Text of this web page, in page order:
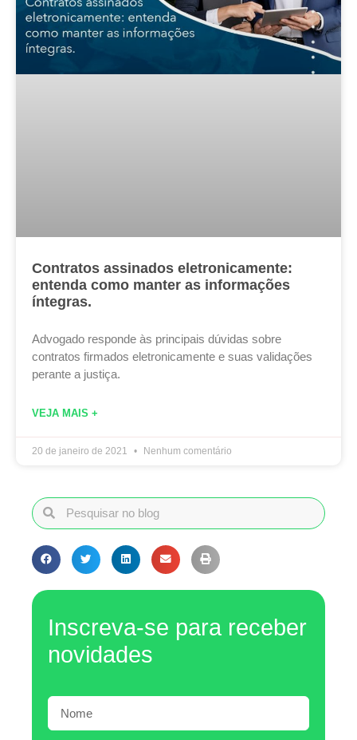
Contratos assinados eletronicamente:
entenda como manter as informações
íntegras.
Advogado responde às principais dúvidas sobre
contratos firmados eletronicamente e suas validações
perante a justiça.
VEJA MAIS +
20 de janeiro de 2021 Nenhum comentário
Inscreva-se para receber
novidades